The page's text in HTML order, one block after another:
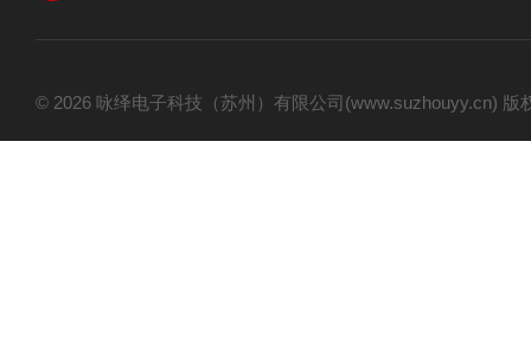
© 2026 咏绎电子科技（苏州）有限公司(www.suzhouyy.cn)